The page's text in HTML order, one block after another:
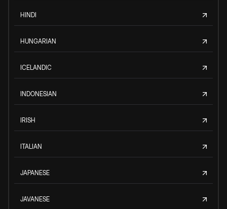
HINDI
HUNGARIAN
ICELANDIC
INDONESIAN
IRISH
ITALIAN
JAPANESE
JAVANESE